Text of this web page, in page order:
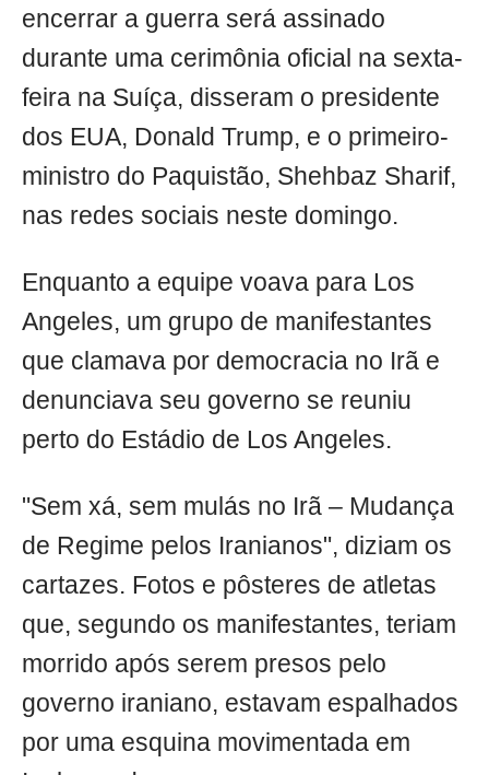
encerrar a guerra será assinado
durante uma cerimônia oficial na sexta-
feira na Suíça, disseram o presidente
dos EUA, Donald Trump, e o primeiro-
ministro do Paquistão, Shehbaz Sharif,
nas redes sociais neste domingo.
Enquanto a equipe voava para Los
Angeles, um grupo de manifestantes
que clamava por democracia no Irã e
denunciava seu governo se reuniu
perto do Estádio de Los Angeles.
"Sem xá, sem mulás no Irã – Mudança
de Regime pelos Iranianos", diziam os
cartazes. Fotos e pôsteres de atletas
que, segundo os manifestantes, teriam
morrido após serem presos pelo
governo iraniano, estavam espalhados
por uma esquina movimentada em